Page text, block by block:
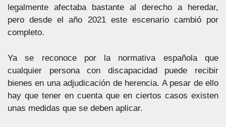
legalmente afectaba bastante al derecho a heredar,
pero desde el año 2021 este escenario cambió por
completo.
Ya se reconoce por la normativa española que
cualquier persona con discapacidad puede recibir
bienes en una adjudicación de herencia. A pesar de ello
hay que tener en cuenta que en ciertos casos existen
unas medidas que se deben aplicar.